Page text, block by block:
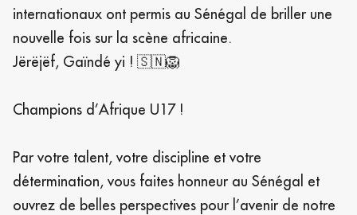
internationaux ont permis au Sénégal de briller une
nouvelle fois sur la scène africaine.
Jërëjëf, Gaïndé yi ! 🇸🇳🦁
Champions d’Afrique U17 !
Par votre talent, votre discipline et votre
détermination, vous faites honneur au Sénégal et
ouvrez de belles perspectives pour l’avenir de notre